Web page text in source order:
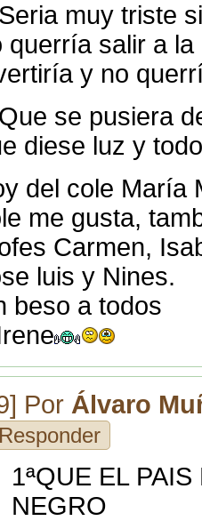
muy triste
querría salir a
y no
se pusiera
diese luz y
del cole María
me gusta,
Carmen,
luis y Nines.
beso a todos
Por Álvaro
Responder
1ªQUE EL
NEGRO